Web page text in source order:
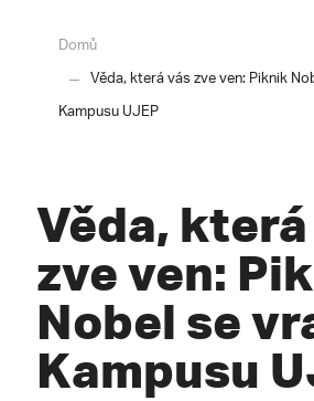
Domů
Věda, která vás zve ven: Piknik
Kampusu UJEP
Věda,
zve ven:
Nobel se
Kampusu